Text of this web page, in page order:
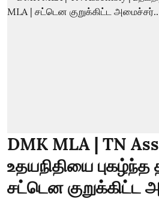
DMK MLA | TN
உதயநிதியை புகழ்ந்த
சட்டென குறுக்கிட்ட